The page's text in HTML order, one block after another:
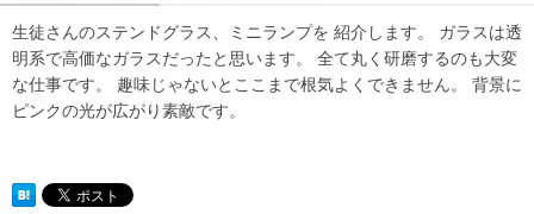
生徒さんのステンドグラス、ミニランプを 紹介します。 ガラスは透
明系で高価なガラスだったと思います。 全て丸く研磨するのも大変
な仕事です。 趣味じゃないとここまで根気よくできません。 背景に
ピンクの光が広がり素敵です。